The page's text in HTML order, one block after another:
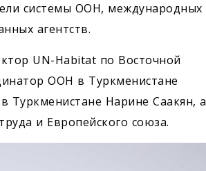
системы ООН, международных
агентств.
UN-Habitat по Восточной
ООН в Туркменистане
Нарине Саакян, а
и Европейского союза.